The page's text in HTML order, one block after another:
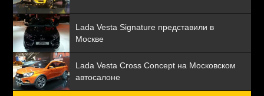
Lada Vesta Signature представили в
Москве
Lada Vesta Cross Concept на Московском
автосалоне